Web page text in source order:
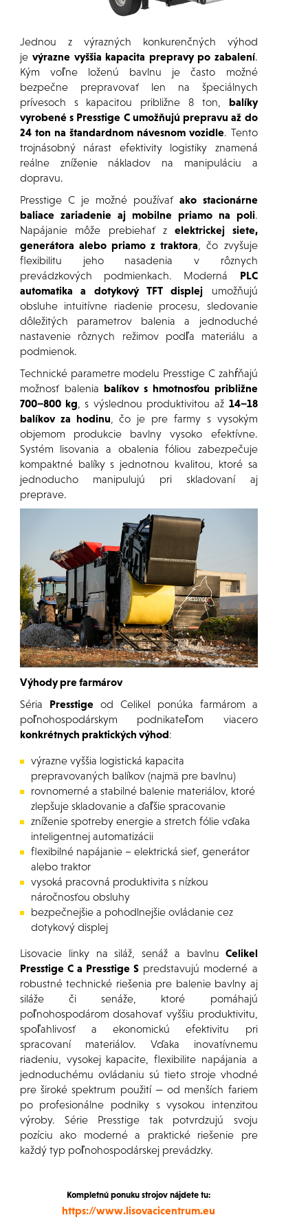
Jednou z výrazných konkurenčných výhod
jevýrazne vyššia kapacita prepravy po zabalení.
Kým voľne loženú bavlnu je často možné
bezpečne prepravovať len na špeciálnych
prívesoch s kapacitou približne 8 ton, balíky
vyrobené s Presstige C umožňujú prepravu až do
24 ton na štandardnom návesnom vozidle. Tento
trojnásobný nárast efektivity logistiky znamená
reálne zníženie nákladov na manipuláciu a
dopravu.
Presstige C je možné používaťako stacionárne
baliace zariadenie aj mobilne priamo na poli.
Napájanie môže prebiehať zelektrickej siete,
generátora alebo priamo z traktora , čo zvyšuje
flexibilitu jeho nasadenia v rôznych
prevádzkových podmienkach. Moderná PLC
automatika a dotykový TFT displej umožňujú
obsluhe intuitívne riadenie procesu, sledovanie
dôležitých parametrov balenia a jednoduché
nastavenie rôznych režimov podľa materiálu a
podmienok.
Technické parametre modelu Presstige C zahŕňajú
možnosť balenia balíkov s hmotnosťou približne
700–800 kg , s výslednou produktivitou až 14–18
balíkov za hodinu , čo je pre farmy s vysokým
objemom produkcie bavlny vysoko efektívne.
Systém lisovania a obalenia fóliou zabezpečuje
kompaktné balíky s jednotnou kvalitou, ktoré sa
jednoducho manipulujú pri skladovaní aj
preprave.
Výhody pre farmárov
Séria Presstigeod Celikel ponúka farmárom a
poľnohospodárskym podnikateľom viacero
konkrétnych praktických výhod:
výrazne vyššia logistická kapacita
prepravovaných balíkov (najmä pre bavlnu)
rovnomerné a stabilné balenie materiálov, ktoré
zlepšuje skladovanie a ďaľšie spracovanie
zníženie spotreby energie a stretch fólie vďaka
inteligentnej automatizácii
flexibilné napájanie – elektrická sieť, generátor
alebo traktor
vysoká pracovná produktivita s nízkou
náročnosťou obsluhy
bezpečnejšie a pohodlnejšie ovládanie cez
dotykový displej
Lisovacie linky na siláž, senáž a bavlnu Celikel
Presstige C a Presstige S predstavujú moderné a
robustné technické riešenia pre balenie bavlny aj
siláže či senáže, ktoré pomáhajú
poľnohospodárom dosahovať vyššiu produktivitu,
spoľahlivosť a ekonomickú efektivitu pri
spracovaní materiálov. Vďaka inovatívnemu
riadeniu, vysokej kapacite, flexibilite napájania a
jednoduchému ovládaniu sú tieto stroje vhodné
pre široké spektrum použití — od menších fariem
po profesionálne podniky s vysokou intenzitou
výroby. Série Presstige tak potvrdzujú svoju
pozíciu ako moderné a praktické riešenie pre
každý typ poľnohospodárskej prevádzky.
Kompletnú ponuku strojov nájdete tu:
https://www.lisovacicentrum.eu